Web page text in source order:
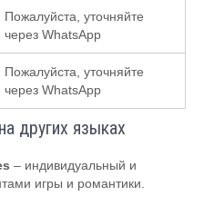
Пожалуйста, уточняйте
через WhatsApp
Пожалуйста, уточняйте
через WhatsApp
других языках
– индивидуальный и
игры и романтики.